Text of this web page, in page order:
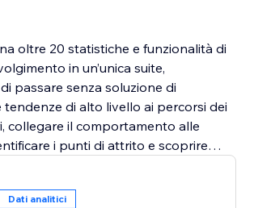
oltre 20 statistiche e funzionalità di
in un’unica suite,
passare senza soluzione di
di alto livello ai percorsi dei
collegare il comportamento alle
i punti di attrito e scoprire
Dati analitici